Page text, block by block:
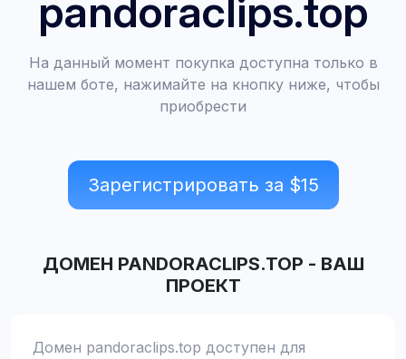
pandoraclips.top
На данный момент покупка доступна только в
нашем боте, нажимайте на кнопку ниже, чтобы
приобрести
Зарегистрировать за $15
ДОМЕН PANDORACLIPS.TOP - ВАШ
ПРОЕКТ
Домен pandoraclips.top доступен для